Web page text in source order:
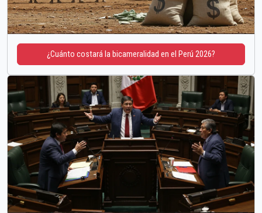
¿Cuánto costará la bicameralidad en el Perú 2026?